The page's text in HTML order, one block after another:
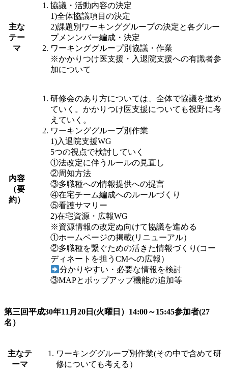
主な
テー
マ
協議・活動内容の決定
1)全体協議項目の決定
2)課題別ワーキンググループの決定と各グルー
プメンンバー編成・決定
ワーキンググループ別協議・作業
※かかりつけ医支援・入退院支援への有識者参
加について
内容
（要
約）
研修会のあり方については、全体で協議を進め
ていく。かかりつけ医支援についても視野に考
えていく。
ワーキンググループ別作業
1)入退院支援WG
5つの視点で検討していく
①法改定に伴うルールの見直し
②周知方法
③多職種への情報提供への提言
④在宅チーム編成へのルールづくり
⑤看護サマリー
2)在宅資源・広報WG
※資源情報の改定ぬ向けて協議を進める
①ホームページの掲載(リニューアル）
②多職種を繋ぐための活きた情報づくり(コー
ディネートを担うCMへの広報）
分かりやすい・必要な情報を検討
③MAPとポップアップ機能の追加等
第三回平成30年11月20日(火曜日）14:00～15:45参加者(27
名）
主なテ
ーマ
ワーキンググループ別作業(その中で含めて研
修についても考える）